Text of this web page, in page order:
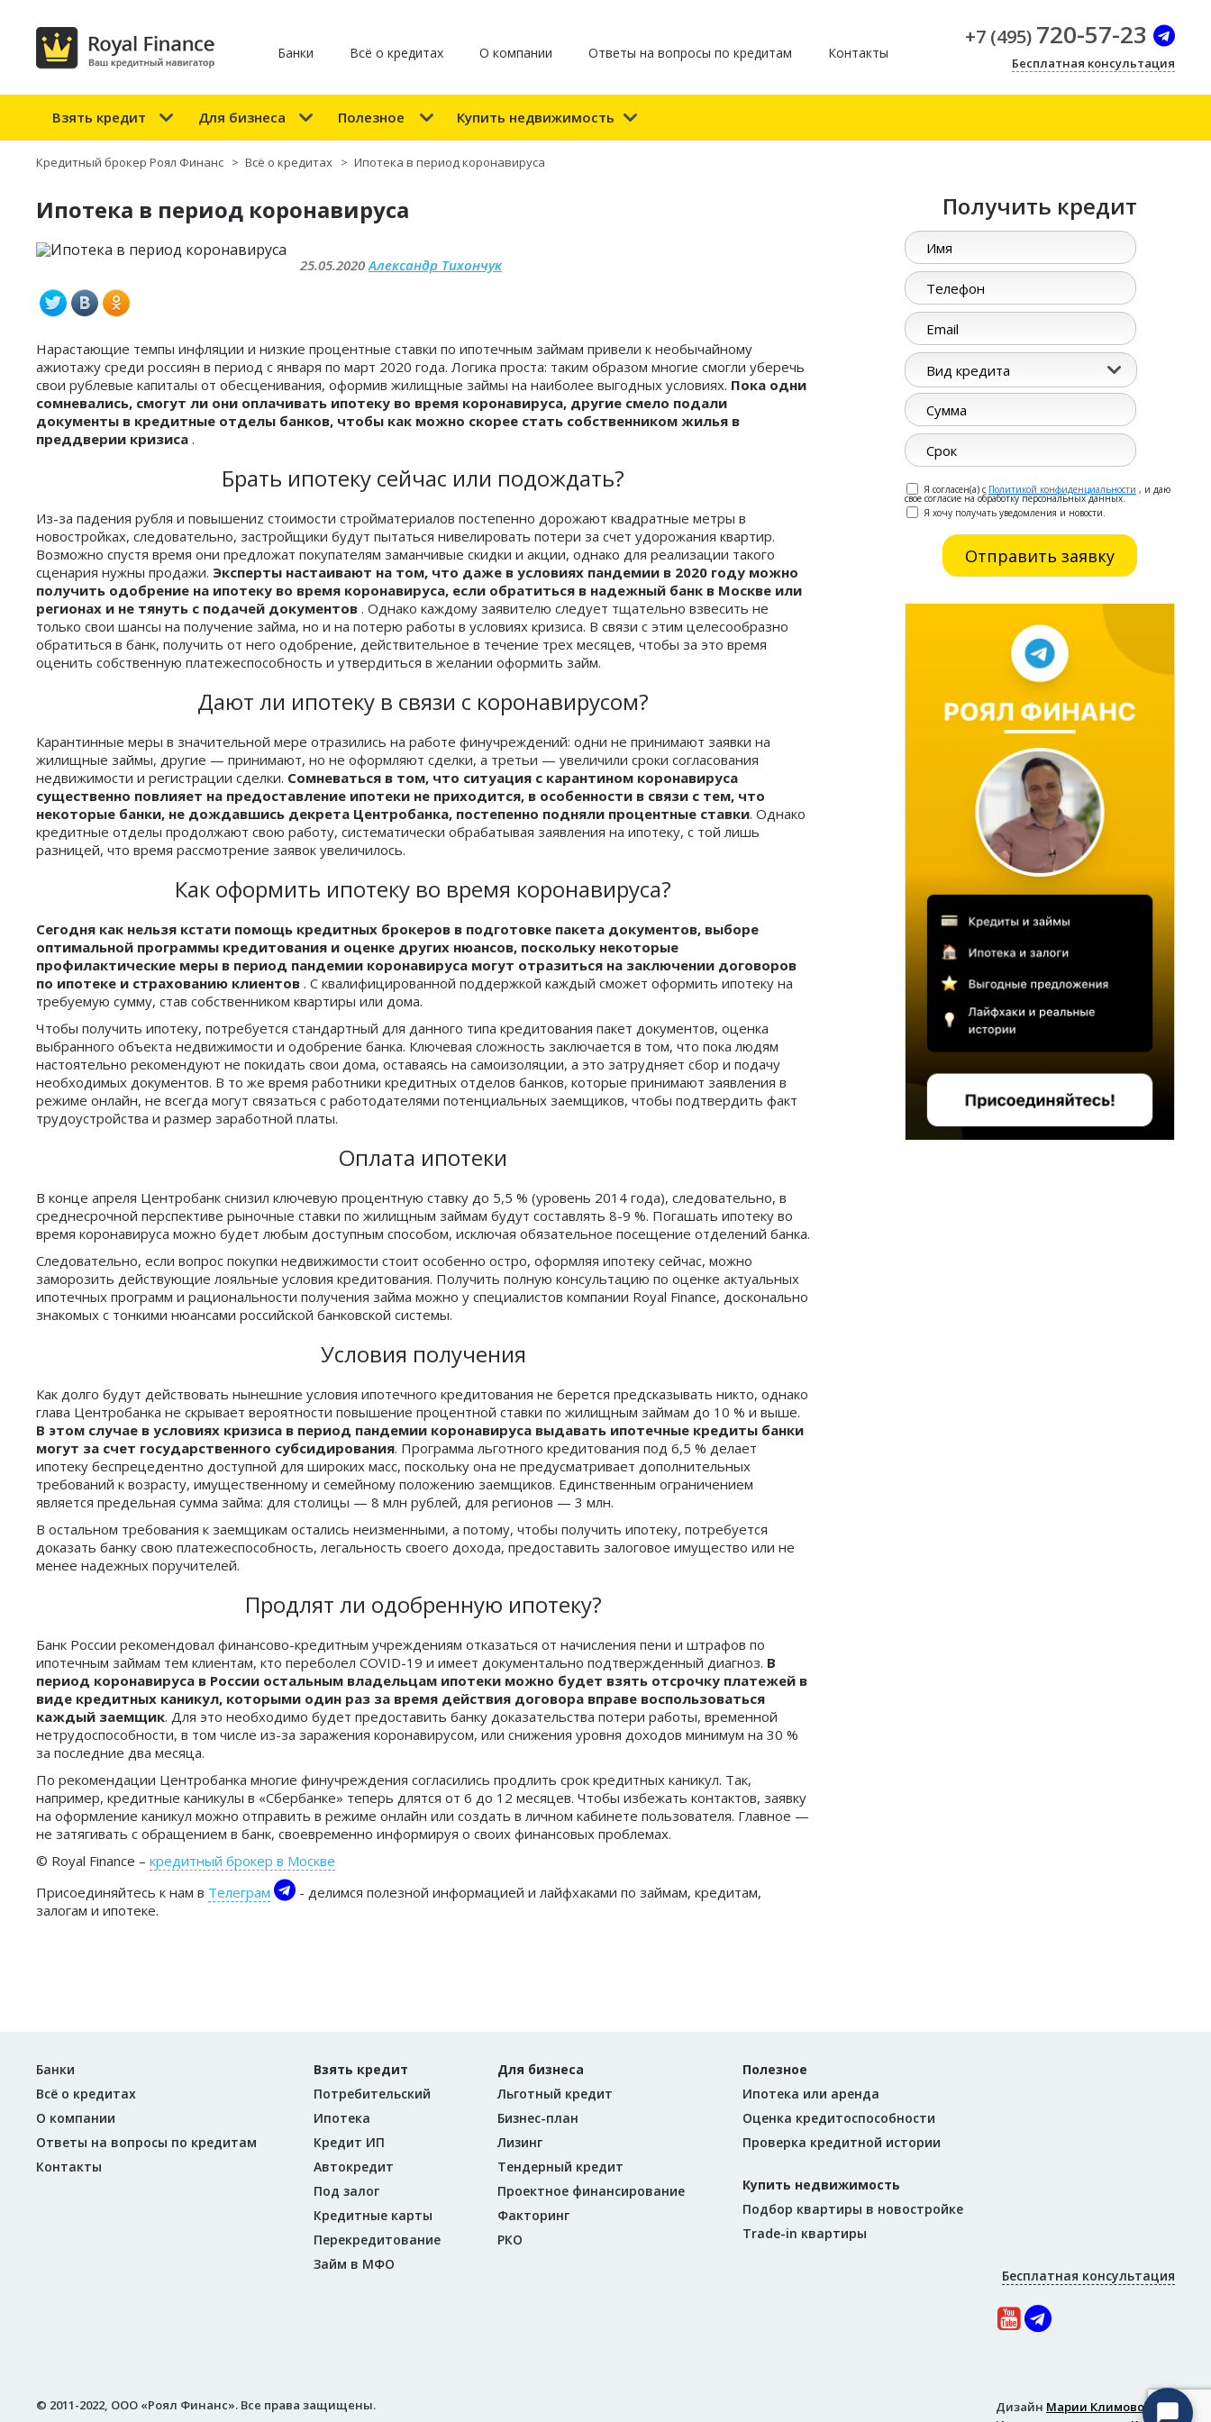
Банки Всё о кредитах О компании Ответы на вопросы по кредитам Контакты
+7 (495) 720-57-23
Бесплатная консультация
Взять кредит Для бизнеса Полезное Купить недвижимость
Кредитный брокер Роял Финанс > Всё о кредитах > Ипотека в период коронавируса
Ипотека в период коронавируса
25.05.2020Александр Тихончук
Нарастающие темпы инфляции и низкие процентные ставки по ипотечным займам привели к необычайному
ажиотажу среди россиян в период с января по март 2020 года. Логика проста: таким образом многие смогли уберечь
свои рублевые капиталы от обесценивания, оформив жилищные займы на наиболее выгодных условиях. Пока одни
сомневались, смогут ли они оплачивать ипотеку во время коронавируса, другие смело подали
документы в кредитные отделы банков, чтобы как можно скорее стать собственником жилья в
преддверии кризиса .
Брать ипотеку сейчас или подождать?
Из-за падения рубля и повышениz стоимости стройматериалов постепенно дорожают квадратные метры в
новостройках, следовательно, застройщики будут пытаться нивелировать потери за счет удорожания квартир.
Возможно спустя время они предложат покупателям заманчивые скидки и акции, однако для реализации такого
сценария нужны продажи. Эксперты настаивают на том, что даже в условиях пандемии в 2020 году можно
получить одобрение на ипотеку во время коронавируса, если обратиться в надежный банк в Москве или
регионах и не тянуть с подачей документов . Однако каждому заявителю следует тщательно взвесить не
только свои шансы на получение займа, но и на потерю работы в условиях кризиса. В связи с этим целесообразно
обратиться в банк, получить от него одобрение, действительное в течение трех месяцев, чтобы за это время
оценить собственную платежеспособность и утвердиться в желании оформить займ.
Дают ли ипотеку в связи с коронавирусом?
Карантинные меры в значительной мере отразились на работе финучреждений: одни не принимают заявки на
жилищные займы, другие — принимают, но не оформляют сделки, а третьи — увеличили сроки согласования
недвижимости и регистрации сделки. Сомневаться в том, что ситуация с карантином коронавируса
существенно повлияет на предоставление ипотеки не приходится, в особенности в связи с тем, что
некоторые банки, не дождавшись декрета Центробанка, постепенно подняли процентные ставки. Однако
кредитные отделы продолжают свою работу, систематически обрабатывая заявления на ипотеку, с той лишь
разницей, что время рассмотрение заявок увеличилось.
Как оформить ипотеку во время коронавируса?
Сегодня как нельзя кстати помощь кредитных брокеров в подготовке пакета документов, выборе
оптимальной программы кредитования и оценке других нюансов, поскольку некоторые
профилактические меры в период пандемии коронавируса могут отразиться на заключении договоров
по ипотеке и страхованию клиентов . С квалифицированной поддержкой каждый сможет оформить ипотеку на
требуемую сумму, став собственником квартиры или дома.
Чтобы получить ипотеку, потребуется стандартный для данного типа кредитования пакет документов, оценка
выбранного объекта недвижимости и одобрение банка. Ключевая сложность заключается в том, что пока людям
настоятельно рекомендуют не покидать свои дома, оставаясь на самоизоляции, а это затрудняет сбор и подачу
необходимых документов. В то же время работники кредитных отделов банков, которые принимают заявления в
режиме онлайн, не всегда могут связаться с работодателями потенциальных заемщиков, чтобы подтвердить факт
трудоустройства и размер заработной платы.
Оплата ипотеки
В конце апреля Центробанк снизил ключевую процентную ставку до 5,5 % (уровень 2014 года), следовательно, в
среднесрочной перспективе рыночные ставки по жилищным займам будут составлять 8-9 %. Погашать ипотеку во
время коронавируса можно будет любым доступным способом, исключая обязательное посещение отделений банка.
Следовательно, если вопрос покупки недвижимости стоит особенно остро, оформляя ипотеку сейчас, можно
заморозить действующие лояльные условия кредитования. Получить полную консультацию по оценке актуальных
ипотечных программ и рациональности получения займа можно у специалистов компании Royal Finance, досконально
знакомых с тонкими нюансами российской банковской системы.
Условия получения
Как долго будут действовать нынешние условия ипотечного кредитования не берется предсказывать никто, однако
глава Центробанка не скрывает вероятности повышение процентной ставки по жилищным займам до 10 % и выше.
В этом случае в условиях кризиса в период пандемии коронавируса выдавать ипотечные кредиты банки
могут за счет государственного субсидирования. Программа льготного кредитования под 6,5 % делает
ипотеку беспрецедентно доступной для широких масс, поскольку она не предусматривает дополнительных
требований к возрасту, имущественному и семейному положению заемщиков. Единственным ограничением
является предельная сумма займа: для столицы — 8 млн рублей, для регионов — 3 млн.
В остальном требования к заемщикам остались неизменными, а потому, чтобы получить ипотеку, потребуется
доказать банку свою платежеспособность, легальность своего дохода, предоставить залоговое имущество или не
менее надежных поручителей.
Продлят ли одобренную ипотеку?
Банк России рекомендовал финансово-кредитным учреждениям отказаться от начисления пени и штрафов по
ипотечным займам тем клиентам, кто переболел COVID-19 и имеет документально подтвержденный диагноз. В
период коронавируса в России остальным владельцам ипотеки можно будет взять отсрочку платежей в
виде кредитных каникул, которыми один раз за время действия договора вправе воспользоваться
каждый заемщик. Для это необходимо будет предоставить банку доказательства потери работы, временной
нетрудоспособности, в том числе из-за заражения коронавирусом, или снижения уровня доходов минимум на 30 %
за последние два месяца.
По рекомендации Центробанка многие финучреждения согласились продлить срок кредитных каникул. Так,
например, кредитные каникулы в «Сбербанке» теперь длятся от 6 до 12 месяцев. Чтобы избежать контактов, заявку
на оформление каникул можно отправить в режиме онлайн или создать в личном кабинете пользователя. Главное —
не затягивать с обращением в банк, своевременно информируя о своих финансовых проблемах.
© Royal Finance – кредитный брокер в Москве
Присоединяйтесь к нам в Телеграм
- делимся полезной информацией и лайфхаками по займам, кредитам,
залогам и ипотеке.
Получить кредит
Вид кредита
Я согласен(а) с Политикой конфиденциальности , и даю
свое согласие на обработку персональных данных.
Я хочу получать уведомления и новости.
Банки
Всё о кредитах
О компании
Ответы на вопросы по кредитам
Контакты
Взять кредит
Потребительский
Ипотека
Кредит ИП
Автокредит
Под залог
Кредитные карты
Перекредитование
Займ в МФО
Для бизнеса
Льготный кредит
Бизнес-план
Лизинг
Тендерный кредит
Проектное финансирование
Факторинг
РКО
Полезное
Ипотека или аренда
Оценка кредитоспособности
Проверка кредитной истории
Купить недвижимость
Подбор квартиры в новостройке
Trade-in квартиры
Бесплатная консультация
© 2011-2022, ООО «Роял Финанс». Все права защищены. Дизайн Марии Климовой